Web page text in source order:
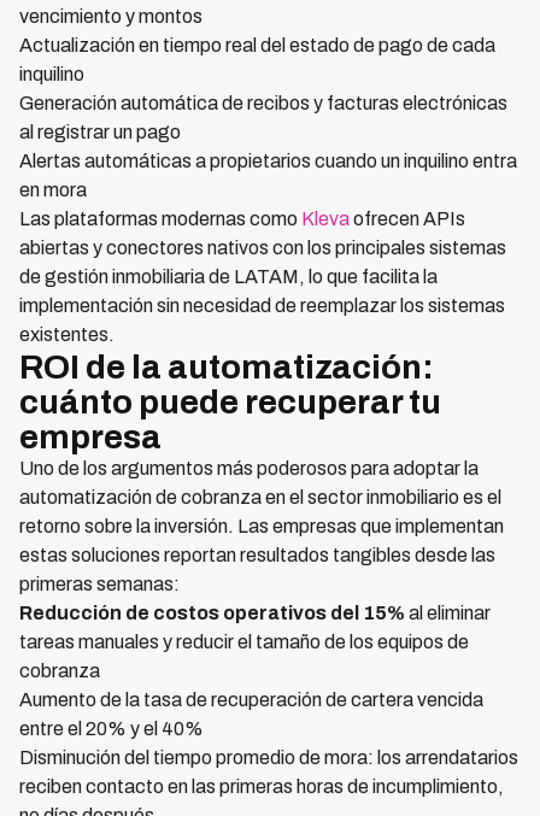
vencimiento y montos
Actualización en tiempo real del estado de pago de cada
inquilino
Generación automática de recibos y facturas electrónicas
al registrar un pago
Alertas automáticas a propietarios cuando un inquilino entra
en mora
Las plataformas modernas como Klevaofrecen APIs
abiertas y conectores nativos con los principales sistemas
de gestión inmobiliaria de LATAM, lo que facilita la
implementación sin necesidad de reemplazar los sistemas
existentes.
ROI de la automatización:
cuánto puede recuperar tu
empresa
Uno de los argumentos más poderosos para adoptar la
automatización de cobranza en el sector inmobiliario es el
retorno sobre la inversión. Las empresas que implementan
estas soluciones reportan resultados tangibles desde las
primeras semanas:
Reducción de costos operativos del 15% al eliminar
tareas manuales y reducir el tamaño de los equipos de
cobranza
Aumento de la tasa de recuperación de cartera vencida
entre el 20% y el 40%
Disminución del tiempo promedio de mora: los arrendatarios
reciben contacto en las primeras horas de incumplimiento,